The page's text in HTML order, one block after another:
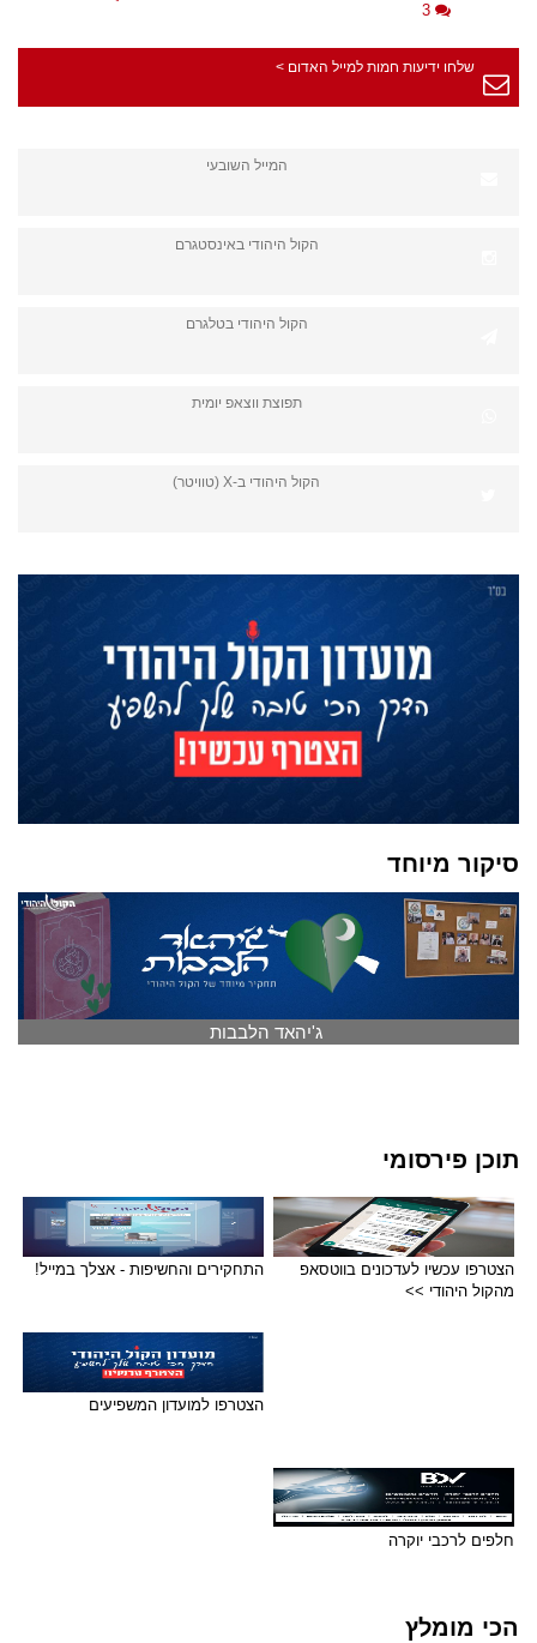
3
שלחו ידיעות חמות למייל האדום >
המייל השובעי
הקול היהודי באינסטגרם
הקול היהודי בטלגרם
תפוצת ווצאפ יומית
הקול היהודי ב-X (טוויטר)
סיקור מיוחד
ג'יהאד הלבבות
תוכן פירסומי
הצטרפו עכשיו לעדכונים בווטסאפ
מהקול היהודי >>
התחקירים והחשיפות - אצלך במייל!
הצטרפו למועדון המשפיעים
חלפים לרכבי יוקרה
הכי מומלץ